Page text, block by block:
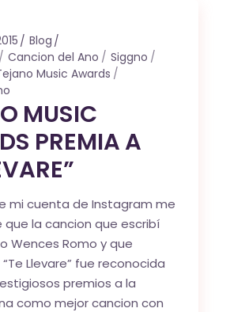
Blog
Cancion del Ano
Siggno
Music Awards
MUSIC
PREMIA A
mi cuenta de Instagram me
la cancion que escribí
Wences Romo y que
Llevare” fue reconocida
premios a la
como mejor cancion con